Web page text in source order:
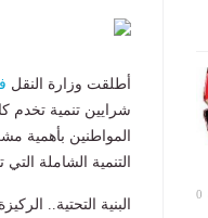
0
​أطلقت وزارة النقل
شرايين تنمية تخدم
المواطنين بأهمية
التنمية الشاملة التي
​البنية التحتية..